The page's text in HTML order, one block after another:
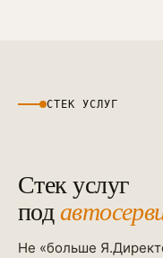
СТЕК УСЛУГ
Стек услуг
под
Не «больше